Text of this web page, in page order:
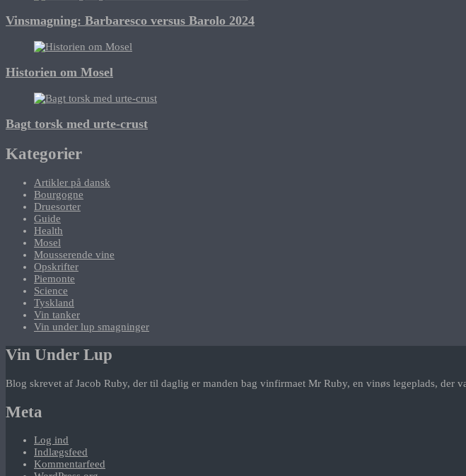
Vinsmagning: Barbaresco versus Barolo 2024
Historien om Mosel
Bagt torsk med urte-crust
Kategorier
Artikler på dansk
Bourgogne
Druesorter
Guide
Health
Mosel
Mousserende vine
Opskrifter
Piemonte
Science
Tyskland
Vin tanker
Vin under lup smagninger
Vin Under Lup
Blog skrevet af Jacob Ruby, der til daglig er manden bag vinfirmaet Mr Ruby, en vinøs legeplads,
Meta
Log ind
Indlægsfeed
Kommentarfeed